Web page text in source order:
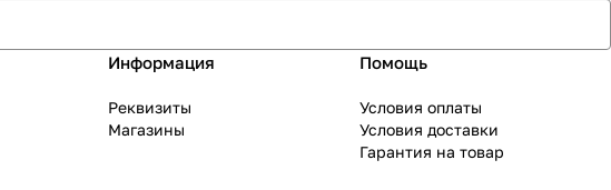
Информация
Реквизиты
Магазины
Помощь
Условия оплаты
Условия доставки
Гарантия на товар